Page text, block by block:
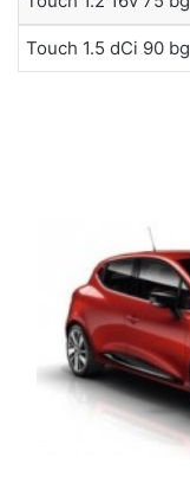
Touch 1.5 dCi 90 bg